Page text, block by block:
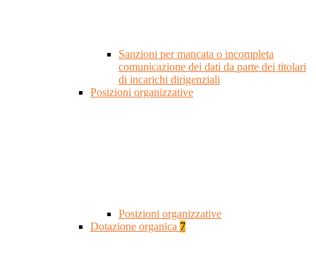
Sanzioni per mancata o incompleta
comunicazione dei dati da parte dei titolari
di incarichi dirigenziali
Posizioni organizzative
Posizioni organizzative
Dotazione organica 7